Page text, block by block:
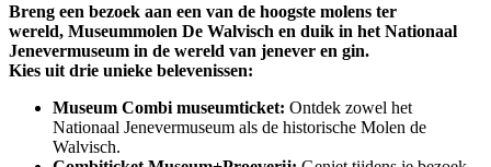
Breng een bezoek aan een van de hoogste molens ter
wereld, Museummolen De Walvisch en duik in het Nationaal
Jenevermuseum in de wereld van jenever en gin.
Kies uit drie unieke belevenissen:
Museum Combi museumticket: Ontdek zowel het
Nationaal Jenevermuseum als de historische Molen de
Walvisch.